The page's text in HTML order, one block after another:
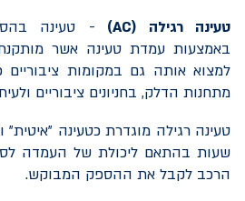
טעינה רגילה (AC
) - טעינה
באמצעות עמדת טעינה אשר
למצוא אותה גם במקומות ציבוריים
מתחנות הדלק, בחניונים ציבוריים
טעינה רגילה מוגדרת כטעינה
שעות בהתאם ליכולת של העמדה
הרכב לקבל את ההספק המבוקש.